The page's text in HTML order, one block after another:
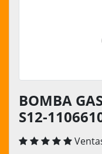
BOMBA
S12-